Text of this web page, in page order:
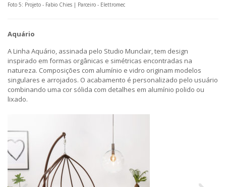
Foto 5: Projeto - Fabio Chies | Parceiro - Elettromec
Aquário
A Linha Aquário, assinada pelo Studio Munclair, tem design
inspirado em formas orgânicas e simétricas encontradas na
natureza. Composições com alumínio e vidro originam modelos
singulares e arrojados. O acabamento é personalizado pelo usuário
combinando uma cor sólida com detalhes em alumínio polido ou
lixado.